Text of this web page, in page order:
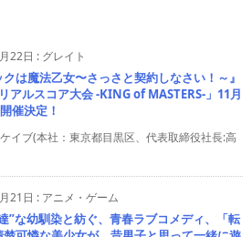
22日 : グレイト
クは魔法乙女〜さっさと契約しなさい！～』
アルスコア大会 -KING of MASTERS-」11月
催決定！
イブ(本社：東京都目黒区、代表取締役社長:高
21日 : アニメ・ゲーム
”な幼馴染と紡ぐ、青春ラブコメディ、「転